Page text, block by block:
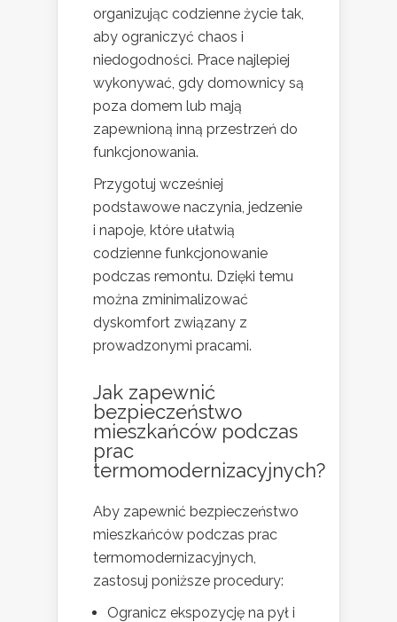
organizując codzienne życie tak,
aby ograniczyć chaos i
niedogodności. Prace najlepiej
wykonywać, gdy domownicy są
poza domem lub mają
zapewnioną inną przestrzeń do
funkcjonowania.
Przygotuj wcześniej
podstawowe naczynia, jedzenie
i napoje, które ułatwią
codzienne funkcjonowanie
podczas remontu. Dzięki temu
można zminimalizować
dyskomfort związany z
prowadzonymi pracami.
Jak zapewnić
bezpieczeństwo
mieszkańców podczas
prac
termomodernizacyjnych?
Aby zapewnić bezpieczeństwo
mieszkańców podczas prac
termomodernizacyjnych,
zastosuj poniższe procedury:
Ogranicz ekspozycję na pył i